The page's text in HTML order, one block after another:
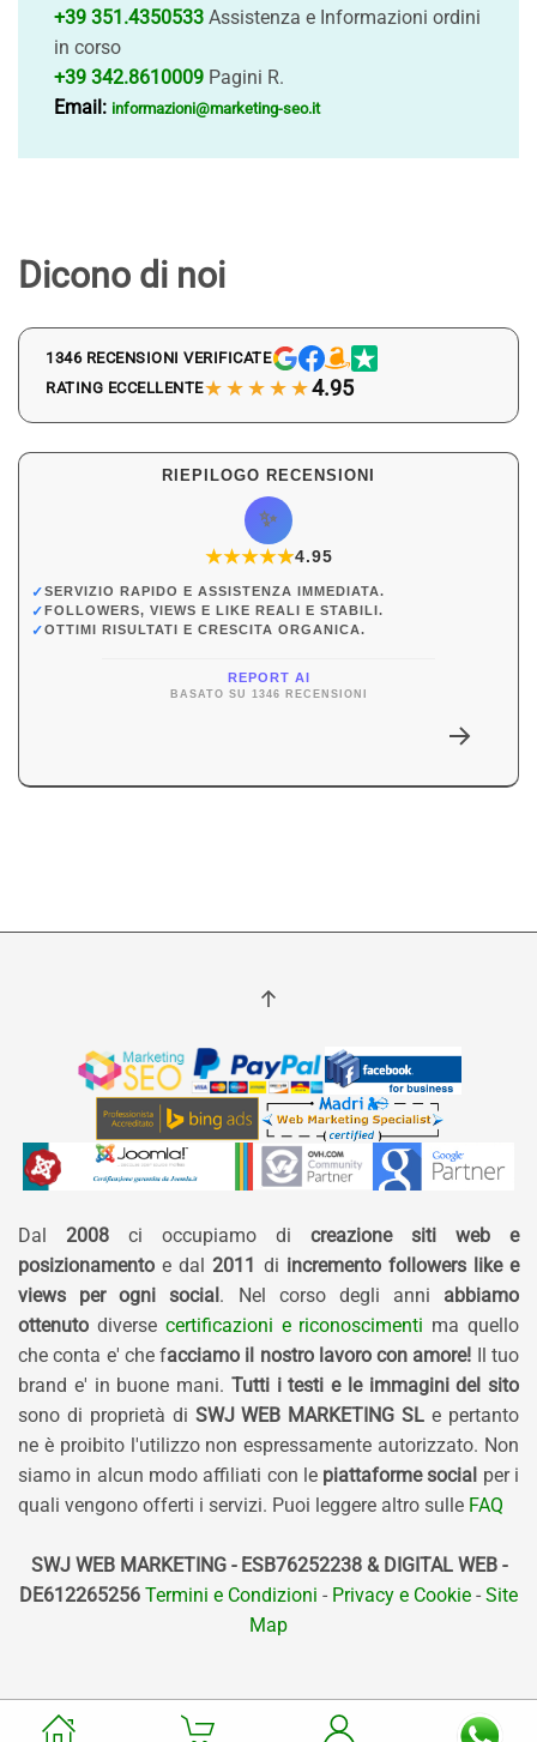
+39 351.4350533 Assistenza e Informazioni ordini
in corso
+39 342.8610009 Pagini R.
Email: informazioni@marketing-seo.it
Dicono di noi
1346 RECENSIONI VERIFICATE
RATING ECCELLENTE★★★★★4.95
RIEPILOGO RECENSIONI
✨
★★★★★
★4.95
✓SERVIZIO RAPIDO E ASSISTENZA IMMEDIATA.
✓ FOLLOWERS, VIEWS E LIKE REALI E STABILI.
✓OTTIMI RISULTATI E CRESCITA ORGANICA.
REPORT AI
BASATO SU 1346 RECENSIONI
Dal 2008 ci occupiamo di creazione siti web e
posizionamento e dal 2011 di incremento followers like e
views per ogni social . Nel corso degli anni abbiamo
ottenuto diverse certificazioni e riconoscimenti ma quello
che conta e' che facciamo il nostro lavoro con amore! Il tuo
brand e' in buone mani. Tutti i testi e le immagini del sito
sono di proprietà di SWJ WEB MARKETING SL e pertanto
ne è proibito l'utilizzo non espressamente autorizzato. Non
siamo in alcun modo affiliati con le piattaforme social per i
quali vengono offerti i servizi. Puoi leggere altro sulle FAQ
SWJ WEB MARKETING - ESB76252238 & DIGITAL WEB -
DE612265256 Termini e Condizioni - Privacy e Cookie - Site
Map